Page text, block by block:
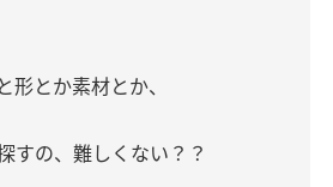
形とか素材とか、
すの、難しくない？？